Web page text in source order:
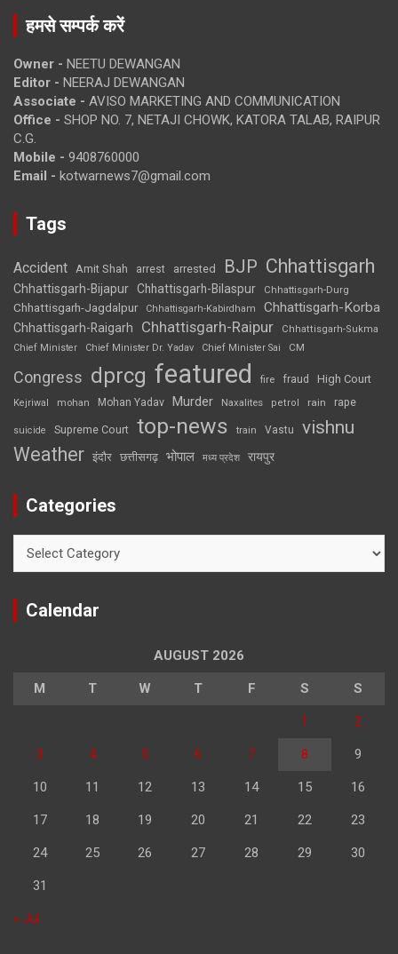
हमसे सम्पर्क करें
Owner - NEETU DEWANGAN
Editor - NEERAJ DEWANGAN
Associate - AVISO MARKETING AND COMMUNICATION
Office - SHOP NO. 7, NETAJI CHOWK, KATORA TALAB, RAIPUR
C.G.
Mobile - 9408760000
Email - kotwarnews7@gmail.com
Tags
Accident Amit Shah arrest arrested BJP Chhattisgarh
Chhattisgarh-Bijapur Chhattisgarh-Bilaspur Chhattisgarh-Durg
Chhattisgarh-Jagdalpur Chhattisgarh-Kabirdham Chhattisgarh-Korba
Chhattisgarh-Raigarh Chhattisgarh-Raipur
Chhattisgarh-Sukma
Chief Minister
Chief Minister Dr. Yadav Chief Minister Sai CM
Congress dprcg featured fire fraud High Court
Kejriwal mohan Mohan Yadav Murder Naxalites petrol rain rape
suicide Supreme Court top-news train Vastu vishnu
Weather इंदौर छत्तीसगढ़ भोपाल मध्य प्रदेश रायपुर
Categories
Calendar
AUGUST 2026
M T W T F S S
1 2
3 4 5 6 7 8 9
10 11 12 13 14 15 16
17 18 19 20 21 22 23
24 25 26 27 28 29 30
31
« Jul